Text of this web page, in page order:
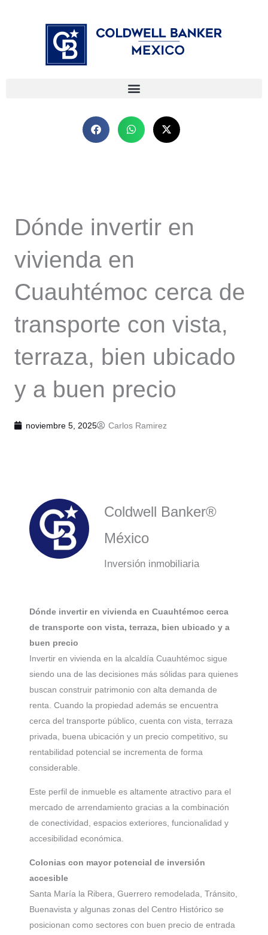
Dónde invertir en
vivienda en
Cuauhtémoc cerca de
transporte con vista,
terraza, bien ubicado
y a buen precio
noviembre 5, 2025 Carlos Ramirez
Coldwell Banker®
México
Inversión inmobiliaria
Dónde invertir en vivienda en Cuauhtémoc cerca
de transporte con vista, terraza, bien ubicado y a
buen precio
Invertir en vivienda en la alcaldía Cuauhtémoc sigue
siendo una de las decisiones más sólidas para quienes
buscan construir patrimonio con alta demanda de
renta. Cuando la propiedad además se encuentra
cerca del transporte público, cuenta con vista, terraza
privada, buena ubicación y un precio competitivo, su
rentabilidad potencial se incrementa de forma
considerable.
Este perfil de inmueble es altamente atractivo para el
mercado de arrendamiento gracias a la combinación
de conectividad, espacios exteriores, funcionalidad y
accesibilidad económica.
Colonias con mayor potencial de inversión
accesible
Santa María la Ribera, Guerrero remodelada, Tránsito,
Buenavista y algunas zonas del Centro Histórico se
posicionan como sectores con buen precio de entrada